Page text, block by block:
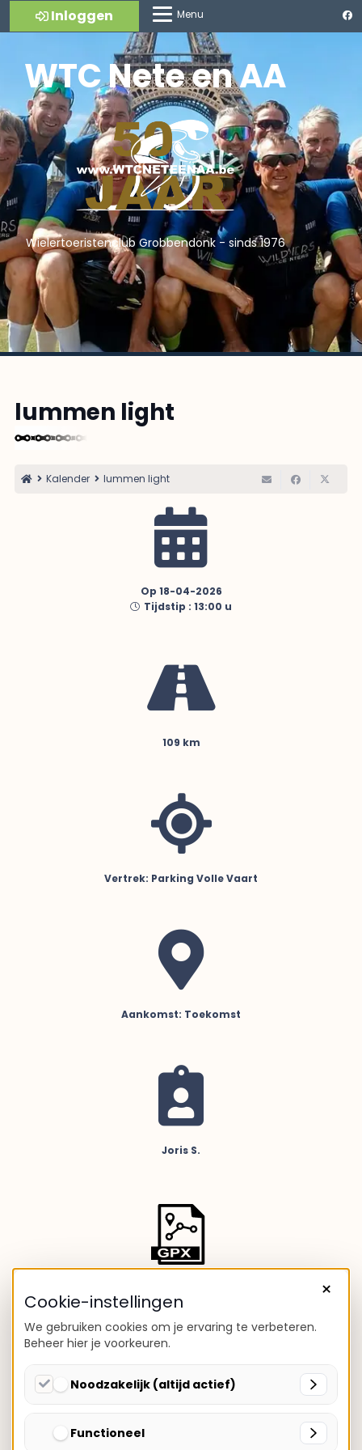
Inloggen Menu
WTC Nete en AA
Wielertoeristenclub Grobbendonk - sinds 1976
lummen light
Kalender lummen light
Op 18-04-2026
Tijdstip : 13:00 u
109 km
Vertrek: Parking Volle Vaart
Aankomst: Toekomst
Joris S.
×
Cookie-instellingen
We gebruiken cookies om je ervaring te verbeteren.
Beheer hier je voorkeuren.
Noodzakelijk (altijd actief)
Functioneel